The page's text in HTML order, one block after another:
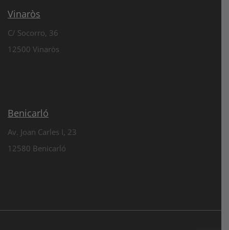
Vinaròs
C/ Socorro, 36
12500 Vinaròs
Benicarló
Av. Joan Carles I, 23
12580 Benicarló